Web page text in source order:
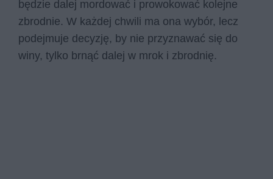
będzie dalej mordować i prowokować kolejne
zbrodnie. W każdej chwili ma ona wybór, lecz
podejmuje decyzję, by nie przyznawać się do
winy, tylko brnąć dalej w mrok i zbrodnię.